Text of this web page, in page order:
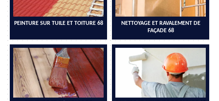
PEINTURE SUR TUILE ET TOITURE 68
NETTOYAGE ET RAVALEMENT DE
FAÇADE 68